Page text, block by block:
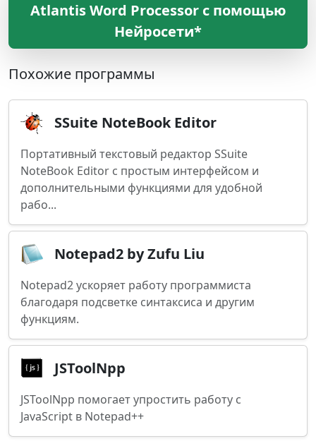
Atlantis Word Processor с помощью
Нейросети*
Похожие программы
SSuite NoteBook Editor
Портативный текстовый редактор SSuite
NoteBook Editor с простым интерфейсом и
дополнительными функциями для удобной
рабо...
Notepad2 by Zufu Liu
Notepad2 ускоряет работу программиста
благодаря подсветке синтаксиса и другим
функциям.
JSToolNpp
JSToolNpp помогает упростить работу с
JavaScript в Notepad++